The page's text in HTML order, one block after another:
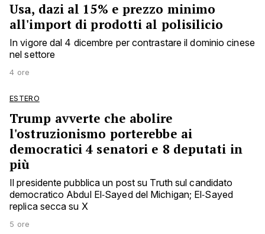
Usa, dazi al 15% e prezzo minimo
all'import di prodotti al polisilicio
In vigore dal 4 dicembre per contrastare il dominio cinese
nel settore
4 ore
ESTERO
Trump avverte che abolire
l'ostruzionismo porterebbe ai
democratici 4 senatori e 8 deputati in
più
Il presidente pubblica un post su Truth sul candidato
democratico Abdul El‑Sayed del Michigan; El‑Sayed
replica secca su X
5 ore